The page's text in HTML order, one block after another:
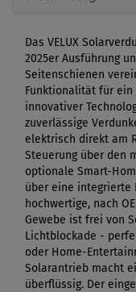
Das VELUX
2025er Ausführung
Seitenschienen
Funktionalität für ein
innovativer
zuverlässige
elektrisch direkt am
Steuerung über den
optionale Smart-
über eine integrierte
hochwertige, nach
Gewebe ist frei von
Lichtblockade -
oder Home-
Solarantrieb macht
überflüssig. Der